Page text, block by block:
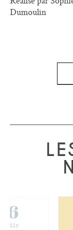
Dumoulin
2025